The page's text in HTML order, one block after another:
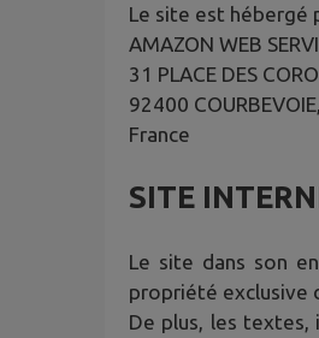
Le site est hébergé
AMAZON WEB
31 PLACE DES
92400 COURBEVOIE,
France
SITE
Le site dans son
propriété exclusive
De plus, les